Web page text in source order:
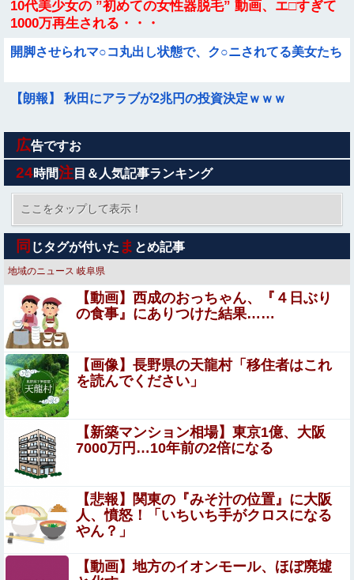
10代美少女の ”初めての女性器脱毛” 動画、エ□すぎて
1000万再生される・・・
開脚させられマ○コ丸出し状態で、ク○ニされてる美女たち
【朗報】 秋田にアラブが2兆円の投資決定ｗｗｗ
【閲覧注意】ENHYPEN・NI-KIファン「みなちゃん」
（キャバ嬢・MINA）自殺動画
【動画】両方馬鹿（笑）ミニストップでトラックと衝突し
たドラレコが（ノ∇`）
エロ漫画『TSしてパパのえっちな娘になるバイト そして
娘堕ちするまでがセット』をrawやhitomiを使わずに無料
で読む方法│あむぁいおかし製作所
アイナが乗っていた「高機動試作型ザク」ってよく考える
と時系列がおかしいな他
【衝撃】ハンターハンター、とんでもねえ伏線が発掘され
る。クルタ族の虐殺犯人がツェリードニヒだった模様！
暴力行為法違反の疑いで、毎日新聞記者を逮捕
ケガが多かったプロ野球選手※多村仁志禁止他
高市首相「日銀は国債を買い入れろ」←また円安が進行す
【画像】アナウンサーさん(26)、地上波で自前のJKコスプ
レを披露wwwwwww
【個人撮影】 初めて本物のチ●ポを見たボーイッシュ女子
広告ですお
24時間注 目＆人気記事ランキング
ここをタップして表示！
同 じタグが付いた ま とめ記事
地域のニュース 岐阜県
【動画】西成のおっちゃん、『４日ぶり
の食事』にありつけた結果……
【画像】長野県の天龍村「移住者はこれ
を読んでください」
【新築マンション相場】東京1億、大阪
7000万円…10年前の2倍になる
【悲報】関東の『みそ汁の位置』に大阪
人、憤怒！「いちいち手がクロスになる
やん？」
【動画】地方のイオンモール、ほぼ廃墟